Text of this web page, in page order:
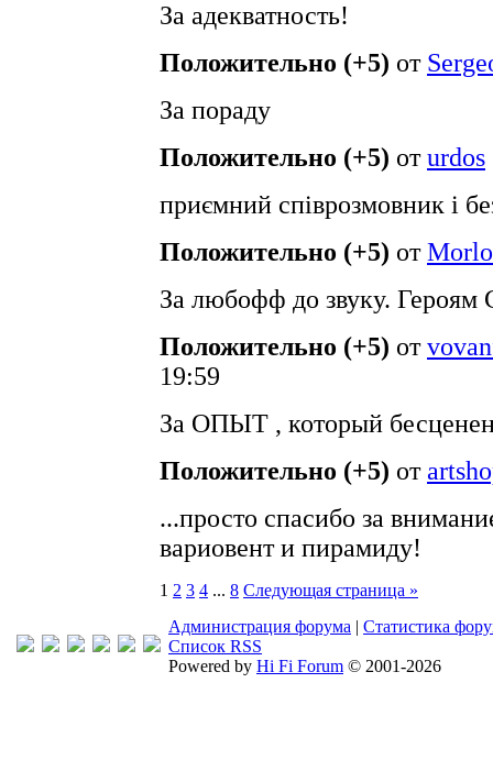
За адекватность!
Положительно (+5) от
За пораду
Положительно (+5) отurdos
приємний співрозмовник і
Положительно (+5) от
За любофф до звуку. Героям
Положительно (+5) от
19:59
За ОПЫТ , который
Положительно (+5) от
...просто спасибо за
вариовент и пирамиду!
1 2 3 4 ... 8 Следующая страница »
Администрация форума | Статистика
Список RSS
Powered by Hi Fi Forum © 2001-2026